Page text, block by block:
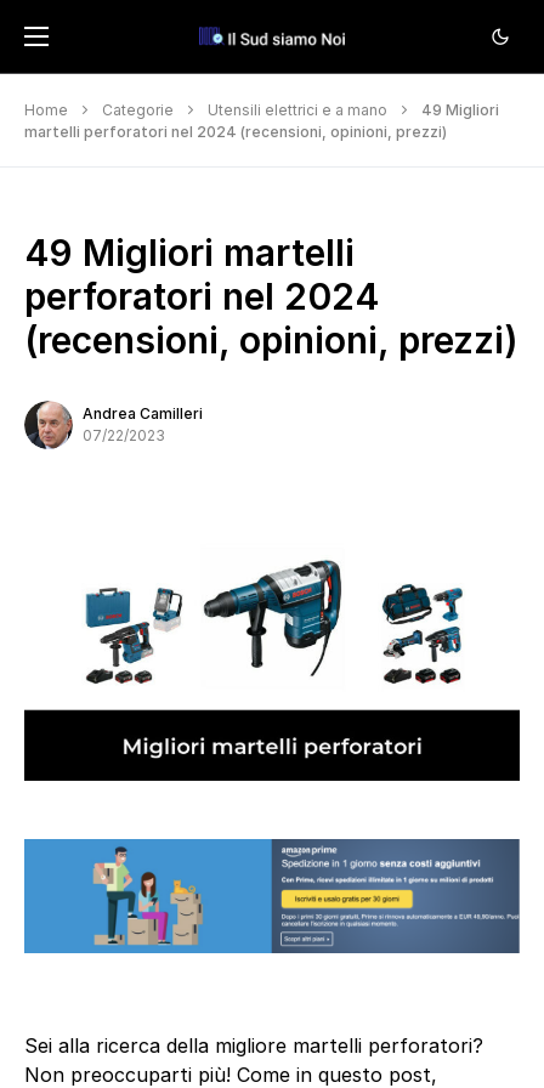
Home Categorie Utensili elettrici e a mano
49 Migliori
martelli perforatori nel 2024 (recensioni, opinioni, prezzi)
49 Migliori martelli
perforatori nel 2024
(recensioni, opinioni, prezzi)
Andrea Camilleri
07/22/2023
Sei alla ricerca della migliore martelli perforatori?
Non preoccuparti più! Come in questo post,